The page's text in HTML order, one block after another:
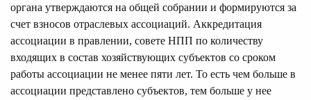
органа утверждаются на общей собрании и формируются за
счет взносов отраслевых ассоциаций. Аккредитация
ассоциации в правлении, совете НПП по количеству
входящих в состав хозяйствующих субъектов со сроком
работы ассоциации не менее пяти лет. То есть чем больше в
ассоциации представлено субъектов, тем больше у нее